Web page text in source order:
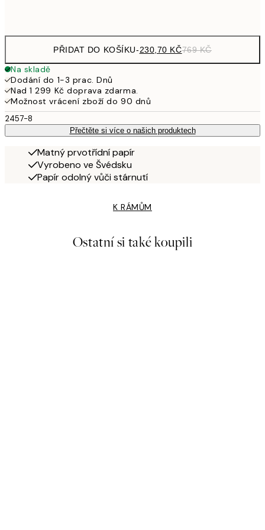
PŘIDAT DO KOŠÍKU-230,70 KČ769 KČ
Na skladě
Dodání do 1-3 prac. Dnů
Nad 1 299 Kč doprava zdarma.
Možnost vrácení zboží do 90 dnů
2457-8
Přečtěte si více o našich produktech
Matný prvotřídní papír
Vyrobeno ve Švédsku
Papír odolný vůči stárnutí
K RÁMŮM
Ostatní si také koupili